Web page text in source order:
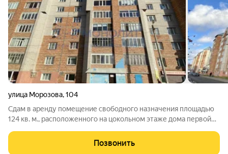
улица Морозова,104
Сдам в аренду помещение свободного назначения площадью
124 кв. м., расположенного на цокольном этаже дома первой
является отдельный вход в помещение с улицы, удобная
парковка, интенсивный пешеходный
Позвонить